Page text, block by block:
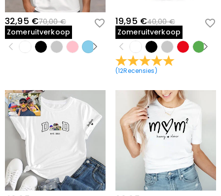
32,95 €70,00 €
Zomeruitverkoop
19,95 €40,00 €
Zomeruitverkoop
(12Recensies)